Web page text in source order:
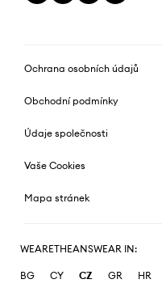
Ochrana osobních údajů
Obchodní podmínky
Údaje společnosti
Vaše Cookies
Mapa stránek
WEARETHEANSWEAR IN:
BG CY CZ GR HR